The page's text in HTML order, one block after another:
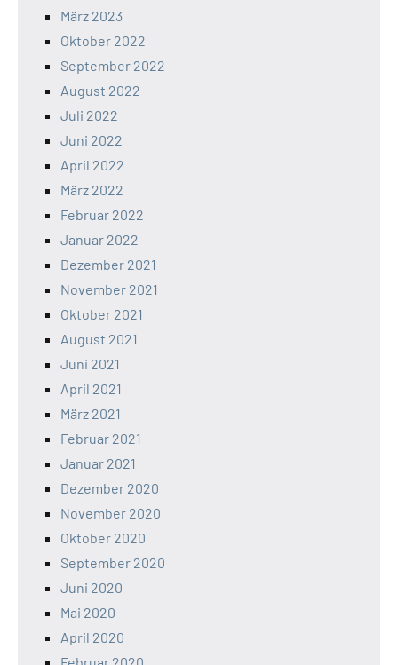
März 2023
Oktober 2022
September 2022
August 2022
Juli 2022
Juni 2022
April 2022
März 2022
Februar 2022
Januar 2022
Dezember 2021
November 2021
Oktober 2021
August 2021
Juni 2021
April 2021
März 2021
Februar 2021
Januar 2021
Dezember 2020
November 2020
Oktober 2020
September 2020
Juni 2020
Mai 2020
April 2020